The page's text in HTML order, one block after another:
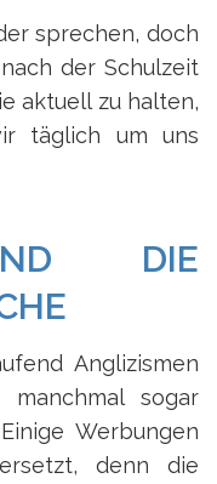
sprechen, doch
der Schulzeit
aktuell zu halten,
täglich um uns
DIE
Anglizismen
sogar
Werbungen
denn die